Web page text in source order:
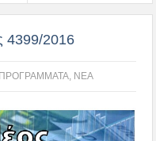
4399/2016
, ΝΕΑ